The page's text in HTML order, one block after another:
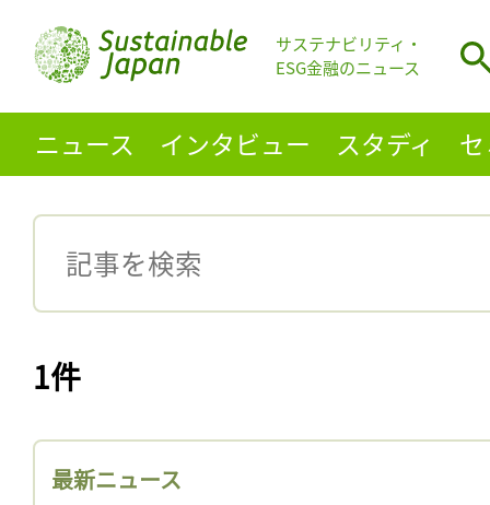
サステナビリティ・
ESG金融のニュース
ニュース インタビュー スタディ
1件
最新ニュース